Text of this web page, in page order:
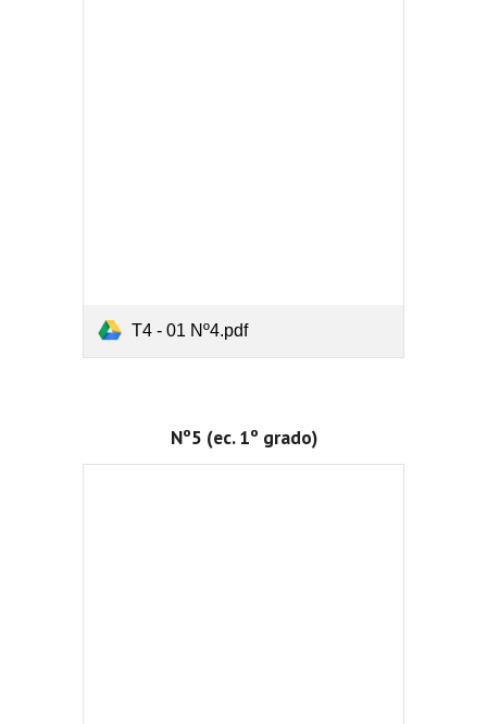
T4 - 01 Nº4.pdf
Nº5 (ec. 1º grado)